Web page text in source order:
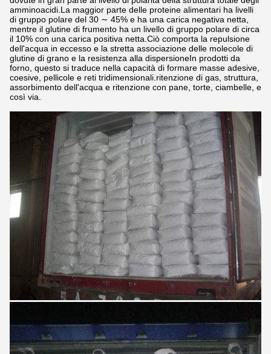
amminoacidi.La maggior parte delle proteine alimentari ha livelli
di gruppo polare del 30 ∼ 45% e ha una carica negativa netta,
mentre il glutine di frumento ha un livello di gruppo polare di circa
il 10% con una carica positiva netta.Ciò comporta la repulsione
dell'acqua in eccesso e la stretta associazione delle molecole di
glutine di grano e la resistenza alla dispersioneIn prodotti da
forno, questo si traduce nella capacità di formare masse adesive,
coesive, pellicole e reti tridimensionali.ritenzione di gas, struttura,
assorbimento dell'acqua e ritenzione con pane, torte, ciambelle, e
così via.